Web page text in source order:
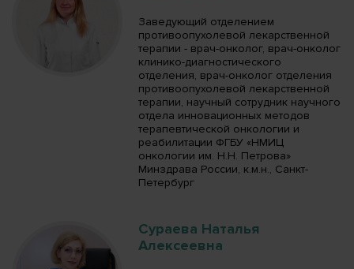
Заведующий отделением
противоопухолевой лекарственной
терапии - врач-онколог, врач-онколог
клинико-диагностического
отделения, врач-онколог отделения
противоопухолевой лекарственной
терапии, научный сотрудник научного
отдела инновационных методов
терапевтической онкологии и
реабилитации ФГБУ «НМИЦ
онкологии им. Н.Н. Петрова»
Минздрава России, к.м.н., Санкт-
Петербург
Сураева Наталья
Алексеевна